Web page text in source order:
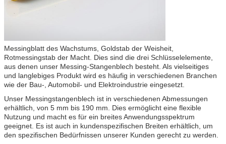
Messingblatt des Wachstums, Goldstab der Weisheit,
Rotmessingstab der Macht. Dies sind die drei Schlüsselelemente,
aus denen unser Messing-Stangenblech besteht. Als vielseitiges
und langlebiges Produkt wird es häufig in verschiedenen Branchen
wie der Bau-, Automobil- und Elektroindustrie eingesetzt.
Unser Messingstangenblech ist in verschiedenen Abmessungen
erhältlich, von 5 mm bis 190 mm. Dies ermöglicht eine flexible
Nutzung und macht es für ein breites Anwendungsspektrum
geeignet. Es ist auch in kundenspezifischen Breiten erhältlich, um
den spezifischen Bedürfnissen unserer Kunden gerecht zu werden.